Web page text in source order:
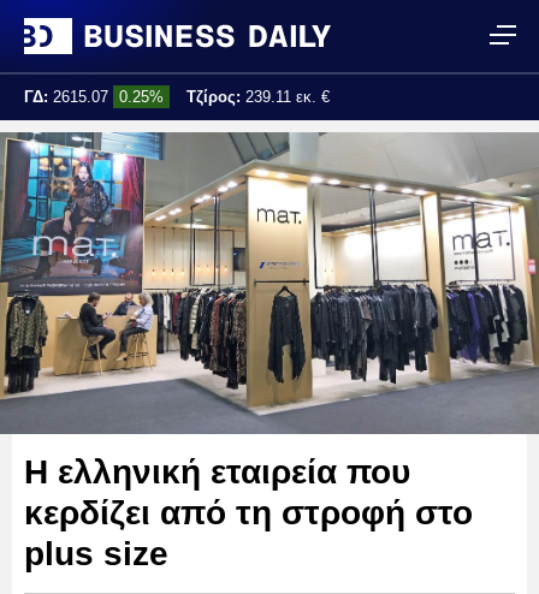
ΓΔ: 2615.07 0.25% Τζίρος: 239.11 εκ. €
Τελ. ενημέρωση: 17:25:01
Η ελληνική εταιρεία που
κερδίζει από τη στροφή στο
plus size